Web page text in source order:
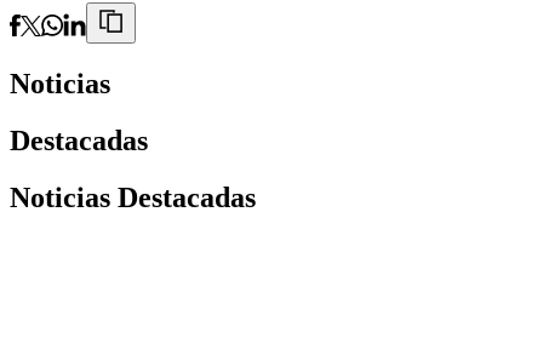
Noticias
Destacadas
Noticias Destacadas